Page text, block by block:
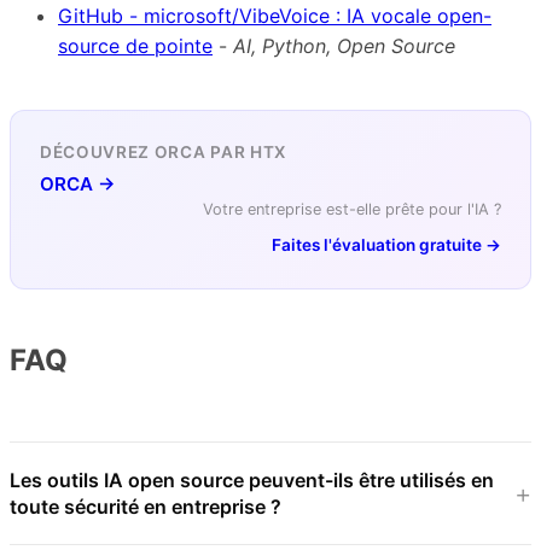
GitHub - microsoft/VibeVoice : IA vocale open-
source de pointe - AI, Python, Open Source
DÉCOUVREZ ORCA PAR HTX
ORCA →
Votre entreprise est-elle prête pour l'IA ?
Faites l'évaluation gratuite →
FAQ
Les outils IA open source peuvent-ils être utilisés en
toute sécurité en entreprise ?